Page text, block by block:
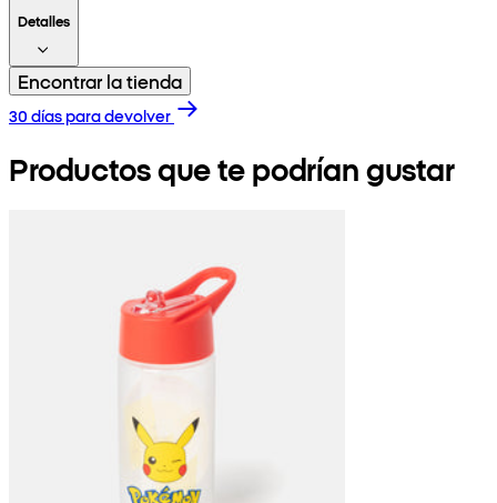
Detalles
Encontrar la tienda
30 días para devolver
Productos que te podrían gustar